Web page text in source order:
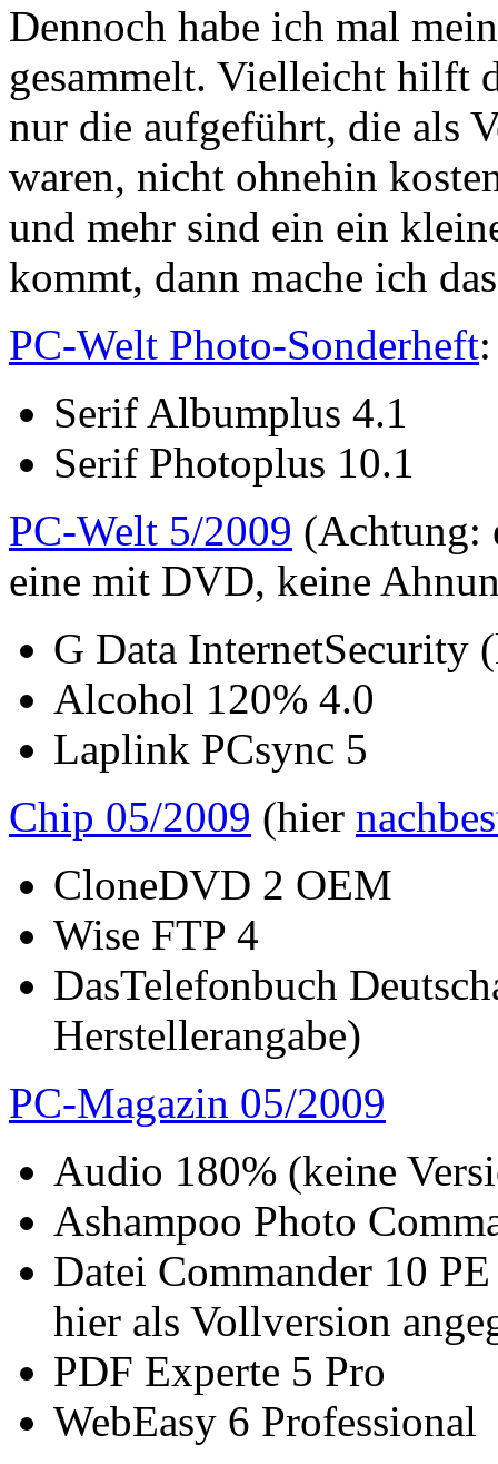
Dennoch habe ich mal
gesammelt. Vielleicht hilft
nur die aufgeführt, die als
waren, nicht ohnehin
und mehr sind ein ein
kommt, dann mache ich
PC-Welt Photo-Sonderheft:
Serif Albumplus 4.1
Serif Photoplus 10.1
PC-Welt 5/2009 (Achtung:
eine mit DVD, keine
G Data InternetSecurity
Alcohol 120% 4.0
Laplink PCsync 5
Chip 05/2009 (hier
CloneDVD 2 OEM
Wise FTP 4
DasTelefonbuch
Herstellerangabe)
PC-Magazin 05/2009
Audio 180% (keine
Ashampoo Photo
Datei Commander 10
hier als Vollversion
PDF Experte 5 Pro
WebEasy 6 Professional